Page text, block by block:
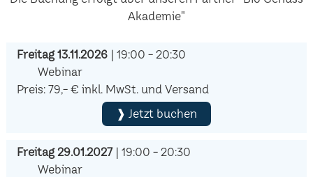
Akademie"
Freitag 13.11.2026| 19:00 - 20:30
Webinar
Preis: 79,- € inkl. MwSt. und Versand
❱ Jetzt buchen
Freitag 29.01.2027| 19:00 - 20:30
Webinar